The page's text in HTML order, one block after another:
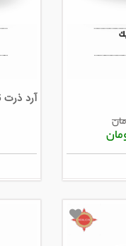
آرد ذرت 175 گرمی